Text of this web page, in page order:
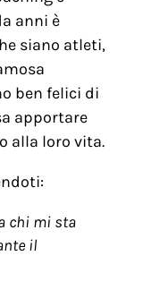
anni è
siano atleti,
ben felici di
apportare
alla loro vita.
chi mi sta
il